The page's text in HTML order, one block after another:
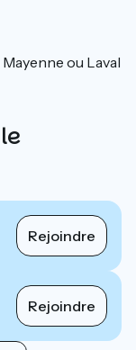
ou Laval
Rejoindre
Rejoindre